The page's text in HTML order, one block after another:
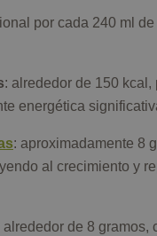
por cada 240 ml de
: alrededor de 150 kcal,
energética
: aproximadamente 8
al crecimiento y
alrededor de 8 gramos,